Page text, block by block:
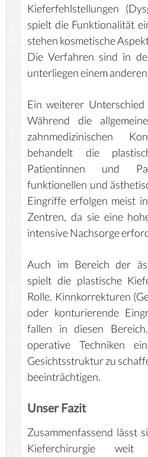
Kieferfehlstellungen
spielt die Funktionalität
stehen kosmetische
Die Verfahren sind in
unterliegen einem
Ein weiterer
Während die
zahnmedizinischen
behandelt die
Patientinnen und
funktionellen und
Eingriffe erfolgen meist
Zentren, da sie eine
intensive Nachsorge
Auch im Bereich der
spielt die plastische
Rolle. Kinnkorrekturen
oder konturierende
fallen in diesen
operative Techniken
Gesichtsstruktur zu
beeinträchtigen.
Unser Fazit
Zusammenfassend lässt
Kieferchirurgie